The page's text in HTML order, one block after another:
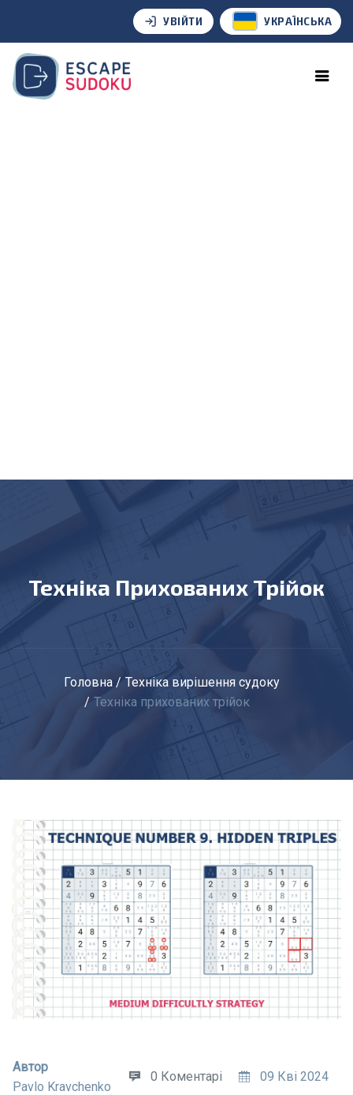
УВІЙТИ УКРАЇНСЬКА
Техніка Прихованих Трійок
Головна
Техніка вирішення судоку
Техніка прихованих трійок
Автор
Pavlo Kravchenko
0 Коментарі 09 Кві 2024